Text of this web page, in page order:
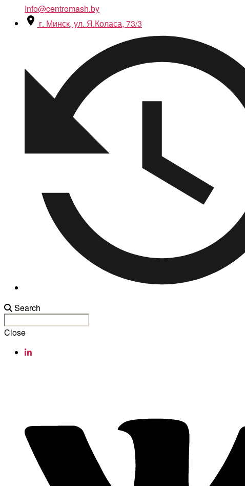
Info@centromash.by
г. Минск, ул. Я.Коласа, 73/3
Search
Close